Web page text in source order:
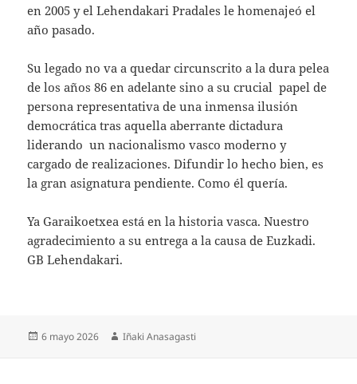
en 2005 y el Lehendakari Pradales le homenajeó el
año pasado.
Su legado no va a quedar circunscrito a la dura pelea
de los años 86 en adelante sino a su crucial papel de
persona representativa de una inmensa ilusión
democrática tras aquella aberrante dictadura
liderando un nacionalismo vasco moderno y
cargado de realizaciones. Difundir lo hecho bien, es
la gran asignatura pendiente. Como él quería.
Ya Garaikoetxea está en la historia vasca. Nuestro
agradecimiento a su entrega a la causa de Euzkadi.
GB Lehendakari.
Publicado
6 mayo 2026 Autor
Iñaki Anasagasti